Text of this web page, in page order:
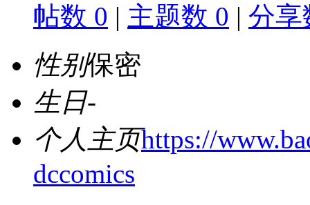
帖数 0 | 主题数 0 | 分享
性别保密
生日-
个人主页https://
dccomics